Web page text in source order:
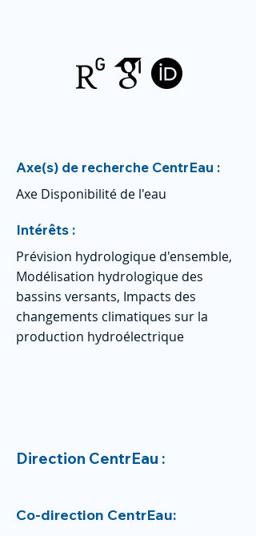
Axe(s) de recherche CentrEau :
Axe Disponibilité de l'eau
Intérêts :
Prévision hydrologique d'ensemble,
Modélisation hydrologique des
bassins versants, Impacts des
changements climatiques sur la
production hydroélectrique
Direction CentrEau :
Co-direction CentrEau: